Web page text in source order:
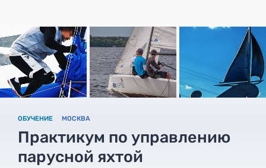
ОБУЧЕНИЕ МОСКВА
Практикум по управлению
парусной яхтой